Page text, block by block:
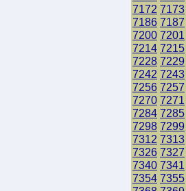
7172 7173
7186 7187
7200 7201
7214 7215
7228 7229
7242 7243
7256 7257
7270 7271
7284 7285
7298 7299
7312 7313
7326 7327
7340 7341
7354 7355